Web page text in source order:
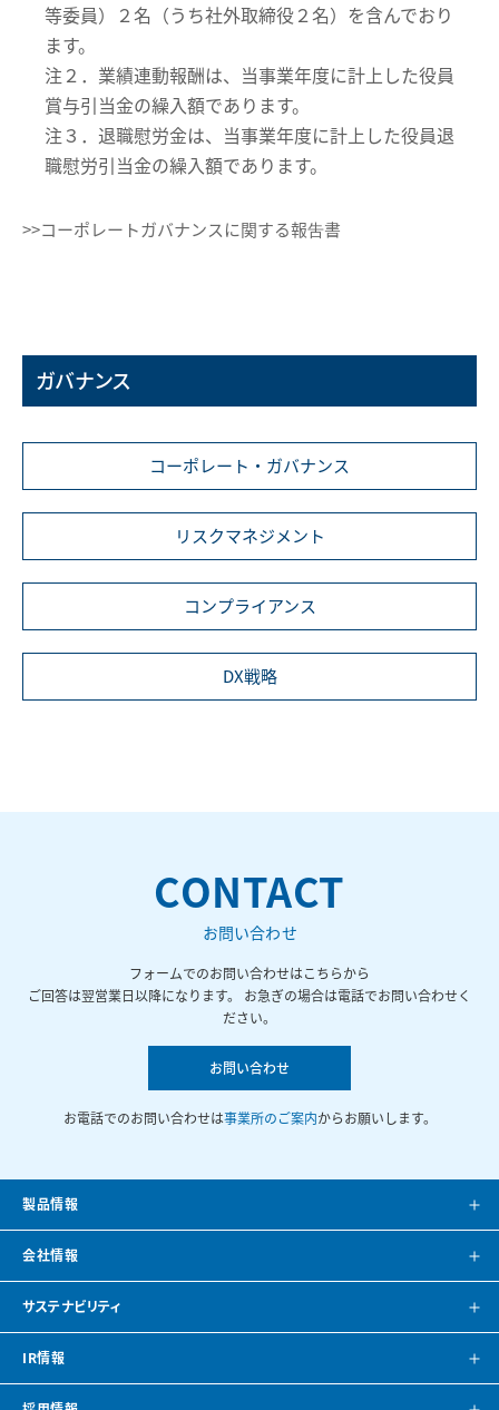
等委員）２名（うち社外取締役２名）を含んでおり
ます。
注２．業績連動報酬は、当事業年度に計上した役員
賞与引当金の繰入額であります。
注３．退職慰労金は、当事業年度に計上した役員退
職慰労引当金の繰入額であります。
>>コーポレートガバナンスに関する報吿書
ガバナンス
コーポレート・ガバナンス
リスクマネジメント
コンプライアンス
DX戦略
CONTACT
お問い合わせ
フォームでのお問い合わせはこちらから
ご回答は翌営業日以降になります。 お急ぎの場合は電話でお問い合わせく
ださい。
お問い合わせ
お電話でのお問い合わせは事業所のご案内からお願いします。
製品情報
製品案内
システム提案
CAD・BIMデータ
会社情報
会社案内
会社概要
サステナビリティ
方針・トップメッセージ
環境
IR情報
IRニュース